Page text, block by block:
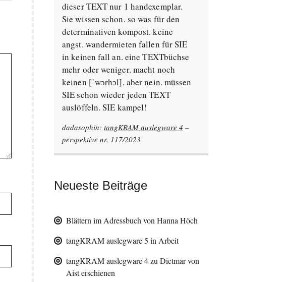
dieser TEXT nur 1 handexemplar.
Sie wissen schon. so was für den
determinativen kompost. keine
angst. wandermieten fallen für SIE
in keinen fall an. eine TEXTbüchse
mehr oder weniger. macht noch
keinen [ˈwɔrhɔl]. aber nein. müssen
SIE schon wieder jeden TEXT
auslöffeln. SIE kampel!
dadasophin: tangKRAM auslegware 4 –
perspektive nr. 117/2023
Neueste Beiträge
Blättern im Adressbuch von Hanna Höch
tangKRAM auslegware 5 in Arbeit
tangKRAM auslegware 4 zu Dietmar von
Aist erschienen